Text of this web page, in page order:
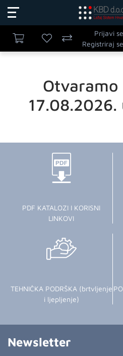
Prijavi se
Registriraj se
PDF KATALOZI I KORISNI
LINKOVI
TEHNIČKA PODRŠKA (brtvljenje
i ljepljenje)
Newsletter